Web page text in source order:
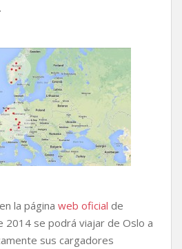
la página web oficial de
2014 se podrá viajar de Oslo a
sus cargadores